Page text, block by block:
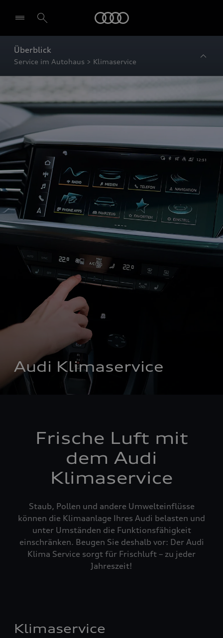
Überblick
Service im Autohaus > Klimaservice
Audi Klimaservice
Frische Luft mit
dem Audi
Klimaservice
Staub, Pollen und andere Umwelteinflüsse
können die Klimaanlage Ihres Audi belasten und
unter Umständen die Funktionsfähigkeit
einschränken. Beugen Sie deshalb vor: Der Audi
Klima Service sorgt für Frischluft – zu jeder
Jahreszeit!
Klimaservice